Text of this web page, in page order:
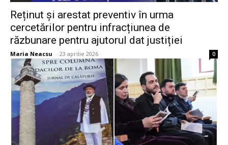
Reținut și arestat preventiv în urma
cercetărilor pentru infracțiunea de
răzbunare pentru ajutorul dat justiției
Maria Neacsu - 23 aprilie 2026 0